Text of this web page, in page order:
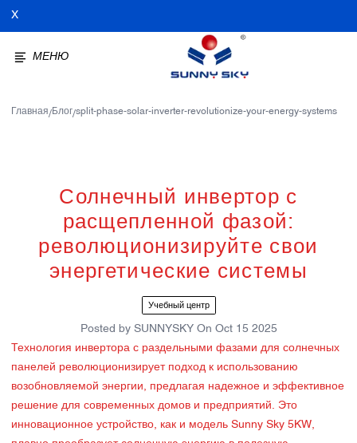
X
МЕНЮ
Главная/Блог/split-phase-solar-inverter-revolutionize-your-energy-systems
Солнечный инвертор с
расщепленной фазой:
революционизируйте свои
энергетические системы
Учебный центр
Posted by SUNNYSKYOn Oct 15 2025
Технология инвертора с раздельными фазами для солнечных
панелей революционизирует подход к использованию
возобновляемой энергии, предлагая надежное и эффективное
решение для современных домов и предприятий. Это
инновационное устройство, как и модель Sunny Sky 5KW,